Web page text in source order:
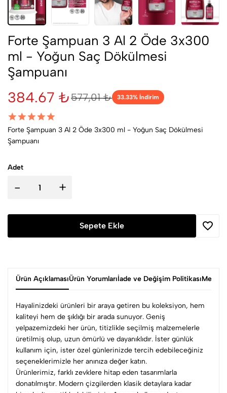
Forte Şampuan 3 Al 2 Öde 3x300
ml - Yoğun Saç Dökülmesi
Şampuanı
384.67 ₺577,01 ₺ 33.33% İndirim
Forte Şampuan 3 Al 2 Öde 3x300 ml - Yoğun Saç Dökülmesi
Şampuanı
Adet
- +
Sepete Ekle
Ürün AçıklamasıÜrün Yorumlarıİade ve Değişim Politikası
Hayalinizdeki ürünleri bir araya getiren bu koleksiyon, hem
kaliteyi hem de şıklığı bir arada sunuyor. Geniş
yelpazemizdeki her ürün, titizlikle seçilmiş malzemelerle
üretilmiş olup, uzun ömürlü ve dayanıklıdır. İster günlük
kullanım için, ister özel günlerinizde tercih edebileceğiniz
seçeneklerimizle her anınıza değer katın.
Ürünlerimiz, farklı zevklere hitap eden tasarımlarla
donatılmıştır. Modern çizgilerden klasik detaylara kadar